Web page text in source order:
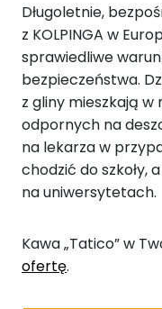
Długoletnie,
z KOLPINGA w
sprawiedliwe
bezpieczeństwa.
z gliny mieszkają
odpornych na
na lekarza w
chodzić do szkoły,
na uniwersytetach.
Kawa „Tatico” w
ofertę.